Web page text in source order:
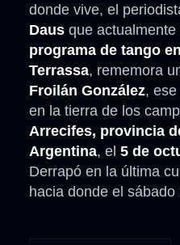
donde vive, el
Daus que
programa de tango
Terrassa, rememora
Froilán González,
en la tierra de los
Arrecifes, provincia
Argentina, el 5 de
Derrapó en la última
hacia donde el sábado